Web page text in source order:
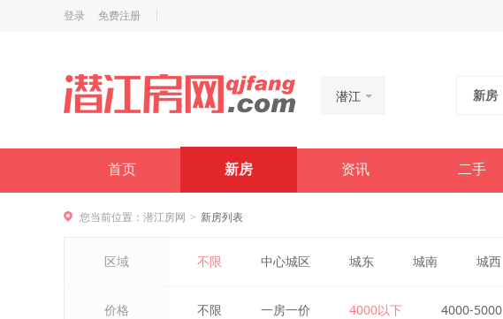
登录 免费注册
潜江 新房
首页 新房 资讯 二手
您当前位置： 潜江房网 > 新房列表
区域 不限 中心城区 城东 城南 城西
价格 不限 一房一价 4000以下 4000-5000